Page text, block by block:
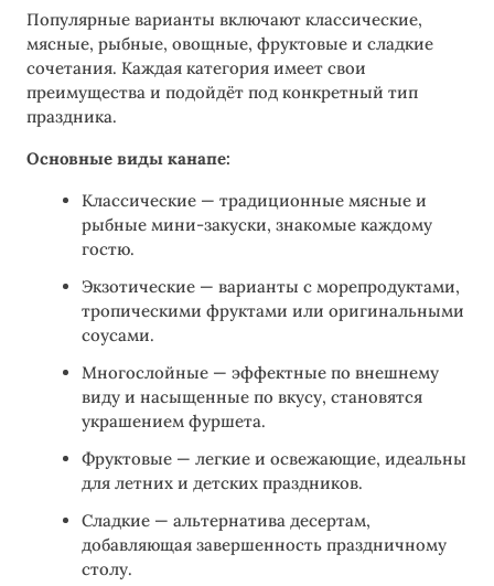
Популярные варианты включают классические,
мясные, рыбные, овощные, фруктовые и сладкие
сочетания. Каждая категория имеет свои
преимущества и подойдёт под конкретный тип
праздника.
Основные виды канапе:
Классические — традиционные мясные и
рыбные мини-закуски, знакомые каждому
гостю.
Экзотические — варианты с морепродуктами,
тропическими фруктами или оригинальными
соусами.
Многослойные — эффектные по внешнему
виду и насыщенные по вкусу, становятся
украшением фуршета.
Фруктовые — легкие и освежающие, идеальны
для летних и детских праздников.
Сладкие — альтернатива десертам,
добавляющая завершенность праздничному
столу.